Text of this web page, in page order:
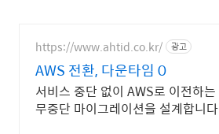
https://www.ahtid.co.kr/ 광고
AWS 전환, 다운타임 0
서비스 중단 없이 AWS로 이전하는
무중단 마이그레이션을 설계합니다